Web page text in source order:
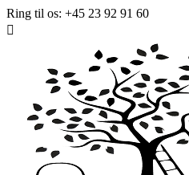
Ring til os: +45 23 92 91 60
